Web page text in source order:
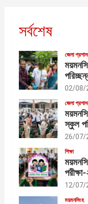
সর্বশেষ
জেলা
02/08/
জেলা
স্কুল
26/07/
শিক্ষা
12/07/
ময়মনসিংহ